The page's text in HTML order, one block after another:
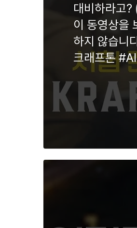
대비하라고?
이 동영상을
하지 않습니
크래프톤